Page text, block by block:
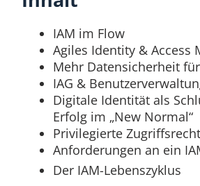
IAM im Flow
Agiles Identity & Access
Mehr Datensicherheit
IAG &
Digitale Identität als
Erfolg im „New Normal“
Privilegierte
Anforderungen an ein
Der IAM-Lebenszyklus